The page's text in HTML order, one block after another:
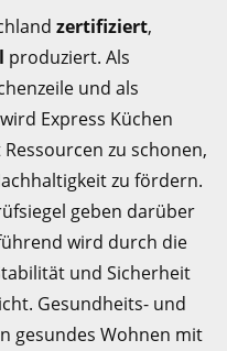
zertifiziert,
produziert. Als
und als
Express Küchen
zu schonen,
zu fördern.
geben darüber
wird durch die
und Sicherheit
Gesundheits- und
gesundes Wohnen mit